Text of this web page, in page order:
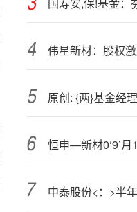
恒申—新材0‘9’